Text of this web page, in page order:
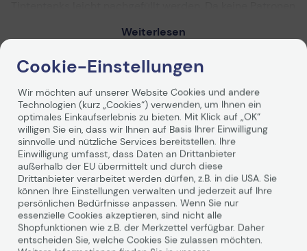
Konnektivitätsfunktionen bietet, ist er perfekt für alle
niedrigen Kosten pro Seite suchen.
Endlich drucken ohne Patronen – jetzt wechseln!
EcoTank ermöglicht komfortables Drucken zu Hause.
Die großvolumigen Tintentanks ermöglichen ein
unkompliziertes Nachfüllen. Da die Tintenflaschen
über ein Schlüssel-Schloss-Prinzip funktionieren, kann
nur die jeweils richtige Tinte eingefüllt werden. An der
vorderen Tinten Füllstandsanzeige können Sie leicht
erkennen, wann Sie den Drucker nachfüllen müssen.
Weiterlesen
Technische Daten
PDF-Datenblatt
Allgemein
Hersteller
Epson
Herst. Art. Nr.
C11CJ67403
EAN
8715946684109
Cookie-Einstellungen
Wir möchten auf unserer Website Cookies und andere
Technologien (kurz „Cookies“) verwenden, um Ihnen ein
optimales Einkaufserlebnis zu bieten. Mit Klick auf „OK“
willigen Sie ein, dass wir Ihnen auf Basis Ihrer Einwilligung
sinnvolle und nützliche Services bereitstellen. Ihre
Einwilligung umfasst, dass Daten an Drittanbieter
außerhalb der EU übermittelt und durch diese
Drittanbieter verarbeitet werden dürfen, z.B. in die USA. Sie
können Ihre Einstellungen verwalten und jederzeit auf Ihre
persönlichen Bedürfnisse anpassen. Wenn Sie nur
essenzielle Cookies akzeptieren, sind nicht alle
Shopfunktionen wie z.B. der Merkzettel verfügbar. Daher
entscheiden Sie, welche Cookies Sie zulassen möchten.